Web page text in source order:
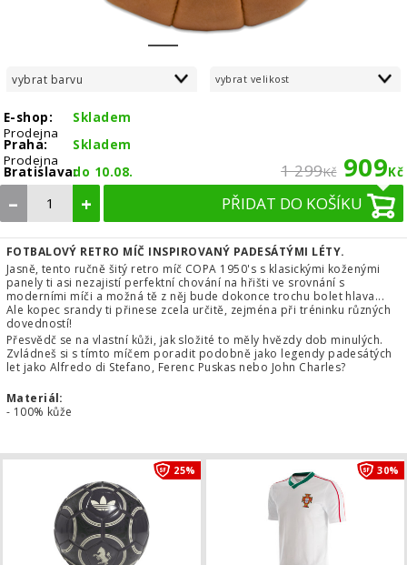
1 2 3
vybrat barvu vybrat velikost
E-shop:
Skladem
Prodejna
Praha:
Skladem
Prodejna
Bratislava:do 10.08. 1 299Kč 909Kč
– + PŘIDAT DO KOŠÍKU
FOTBALOVÝ RETRO MÍČ INSPIROVANÝ PADESÁTÝMI LÉTY.
Jasně, tento ručně šitý retro míč COPA 1950's s klasickými koženými
panely ti asi nezajistí perfektní chování na hřišti ve srovnání s
moderními míči a možná tě z něj bude dokonce trochu bolet hlava...
Ale kopec srandy ti přinese zcela určitě, zejména při tréninku různých
dovedností!
Přesvědč se na vlastní kůži, jak složité to měly hvězdy dob minulých.
Zvládneš si s tímto míčem poradit podobně jako legendy padesátých
let jako Alfredo di Stefano, Ferenc Puskas nebo John Charles?
Materiál:
- 100% kůže
25% Mini míč adidas Juventus FC 3RD30%